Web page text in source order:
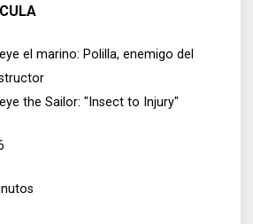
el marino: Polilla, enemigo del
the Sailor: "Insect to Injury"